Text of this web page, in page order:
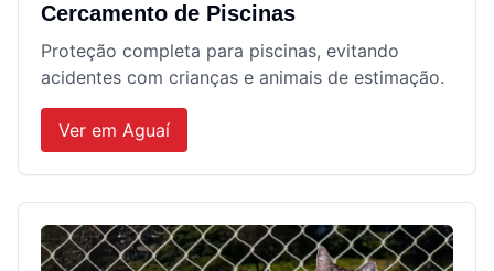
Cercamento de Piscinas
Proteção completa para piscinas, evitando
acidentes com crianças e animais de estimação.
Ver em Aguaí